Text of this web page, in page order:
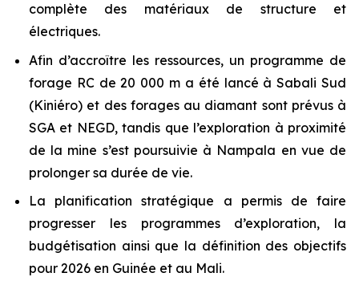
complète des matériaux de structure et
électriques.
Afin d’accroître les ressources, un programme de
forage RC de 20 000 m a été lancé à Sabali Sud
(Kiniéro) et des forages au diamant sont prévus à
SGA et NEGD, tandis que l’exploration à proximité
de la mine s’est poursuivie à Nampala en vue de
prolonger sa durée de vie.
La planification stratégique a permis de faire
progresser les programmes d’exploration, la
budgétisation ainsi que la définition des objectifs
pour 2026 en Guinée et au Mali.